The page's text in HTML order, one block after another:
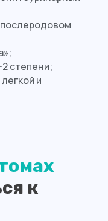
послеродовом
степени;
и
к